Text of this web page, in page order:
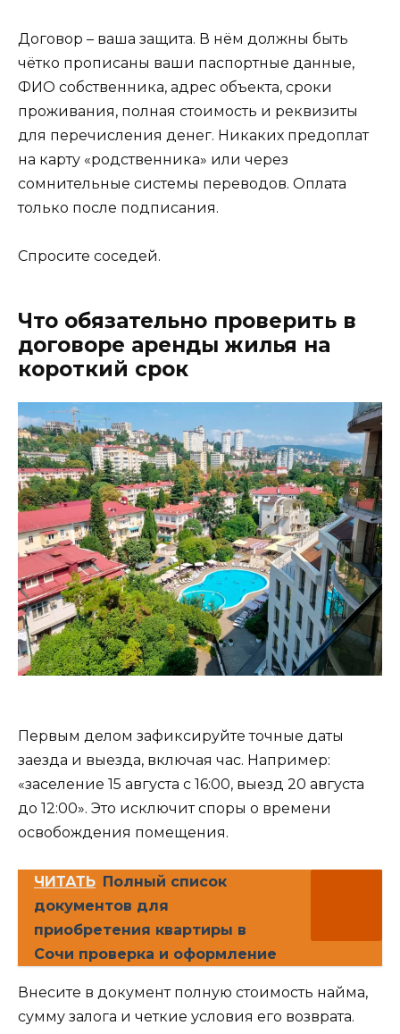
Договор – ваша защита. В нём должны быть
чётко прописаны ваши паспортные данные,
ФИО собственника, адрес объекта, сроки
проживания, полная стоимость и реквизиты
для перечисления денег. Никаких предоплат
на карту «родственника» или через
сомнительные системы переводов. Оплата
только после подписания.
Спросите соседей.
Что обязательно проверить в
договоре аренды жилья на
короткий срок
Первым делом зафиксируйте точные даты
заезда и выезда, включая час. Например:
«заселение 15 августа с 16:00, выезд 20 августа
до 12:00». Это исключит споры о времени
освобождения помещения.
ЧИТАТЬ Полный список
документов для
приобретения квартиры в
Сочи проверка и оформление
Внесите в документ полную стоимость найма,
сумму залога и четкие условия его возврата.